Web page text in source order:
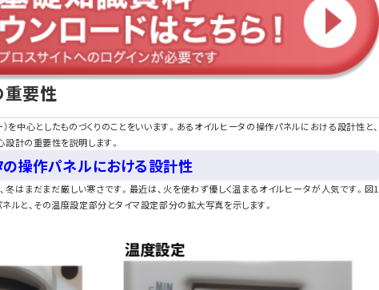
要性
を中心としたものづくりのことをいいます。あるオイルヒータの操作パネルにおける設計性と、
計の重要性を説明します。
の操作パネルにおける設計性
はまだまだ厳しい寒さです。最近は、火を使わず優しく温まるオイルヒータが人気です。図1
ルと、その温度設定部分とタイマ設定部分の拡大写真を示します。